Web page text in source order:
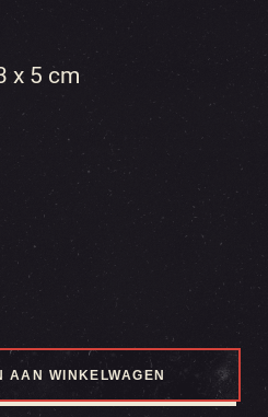
x 5 cm
AAN WINKELWAGEN